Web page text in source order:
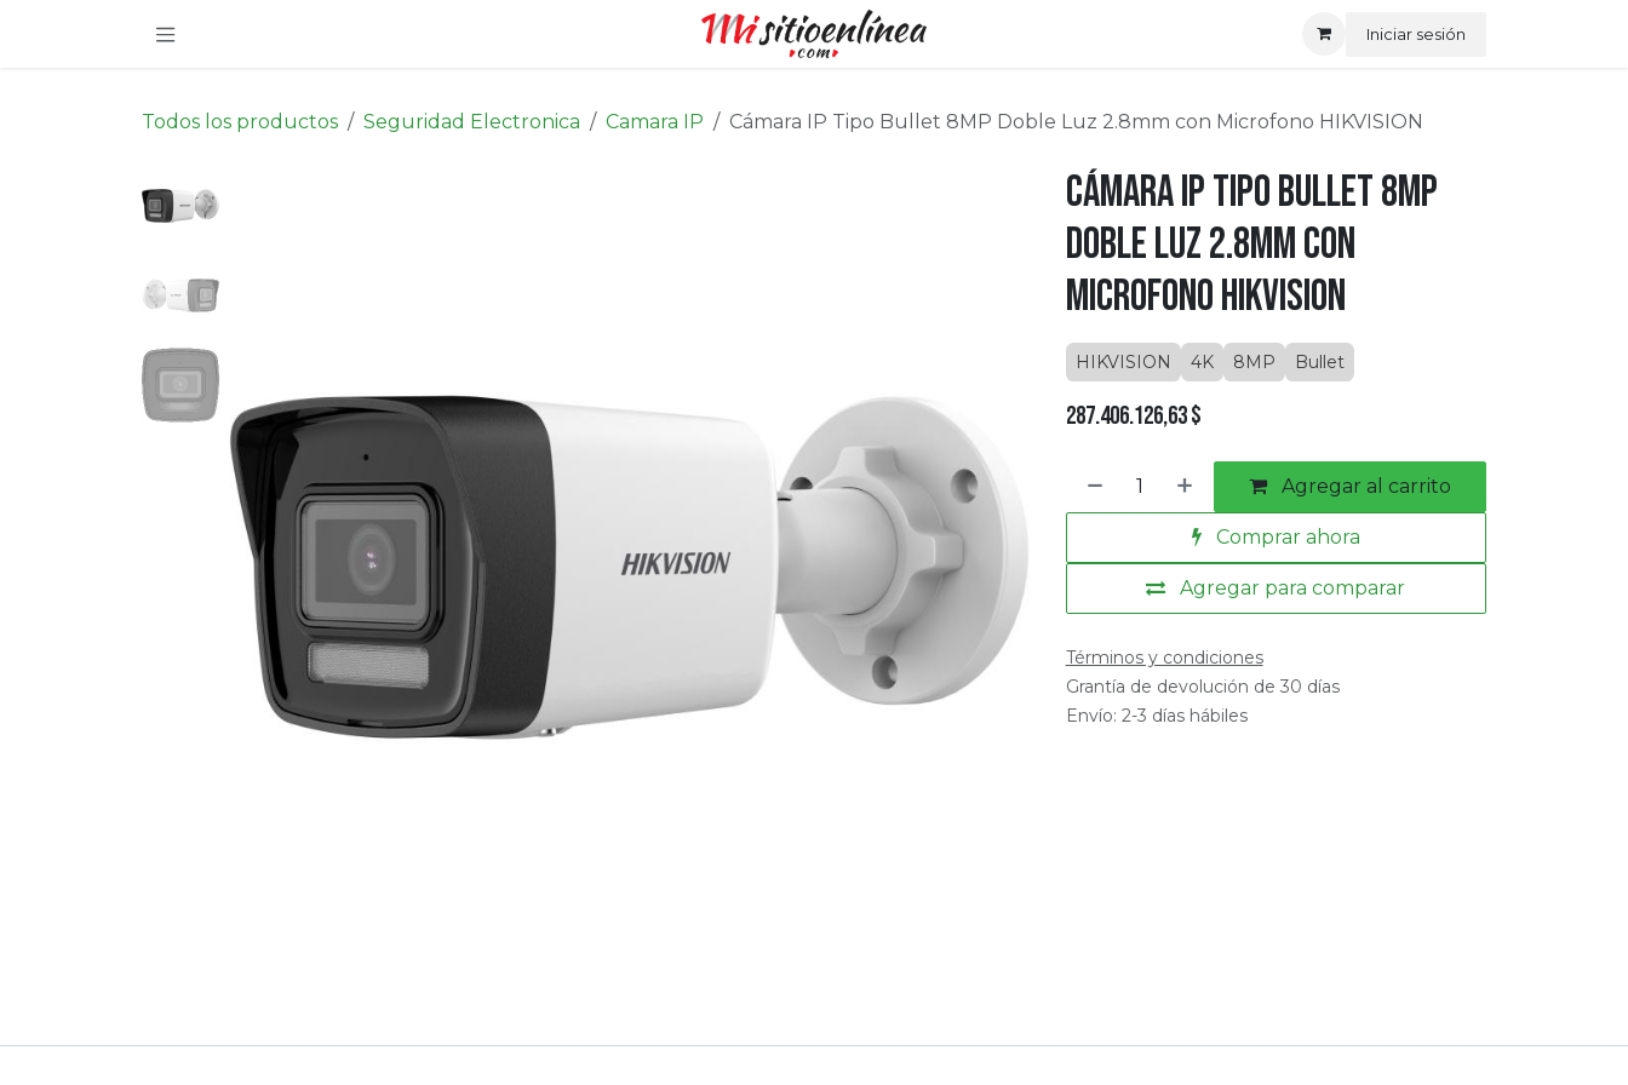
Iniciar sesión
Todos los productos Seguridad Electronica Camara IP Cámara IP Tipo Bullet 8MP Doble Luz 2.8mm con Microfono HIKVISION
Cámara IP Tipo Bullet 8MP
Doble Luz 2.8mm con
Microfono HIKVISION
HIKVISION 4K 8MP Bullet
287.406.126,63$
Agregar al carrito
Comprar ahora
Agregar para comparar
Términos y condiciones
Grantía de devolución de 30 días
Envío: 2-3 días hábiles